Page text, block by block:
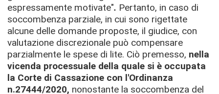
espressamente motivate". Pertanto, in caso di
soccombenza parziale, in cui sono rigettate
alcune delle domande proposte, il giudice, con
valutazione discrezionale può compensare
parzialmente le spese di lite. Ciò premesso, nella
vicenda processuale della quale si è occupata
la Corte di Cassazione con l'Ordinanza
n.27444/2020, nonostante la soccombenza del